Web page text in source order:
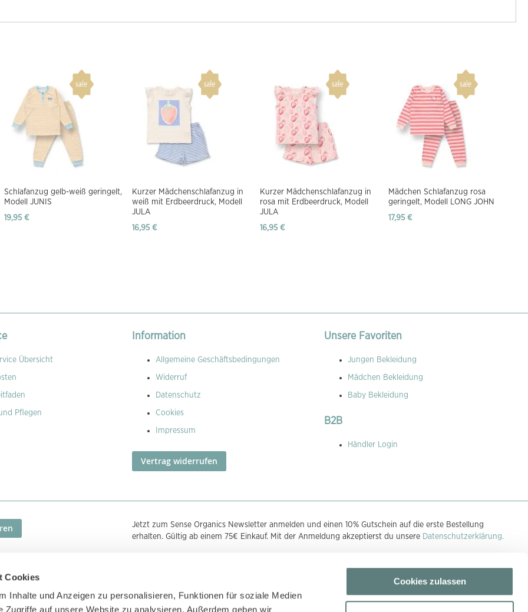
Cookies
Inhalte und Anzeigen zu personalisieren, Funktionen für soziale Medien
Zugriffe auf unsere Website zu analysieren. Außerdem geben wir
Cookies zulassen
Schlafanzug gelb-weiß geringelt,
Modell JUNIS
19,95 €
Kurzer Mädchenschlafanzug in
weiß mit Erdbeerdruck, Modell
JULA
16,95 €
Kurzer Mädchenschlafanzug in
rosa mit Erdbeerdruck, Modell
JULA
16,95 €
Mädchen Schlafanzug rosa
geringelt, Modell LONG JOHN
17,95 €
Übersicht
Pflegen
Information
Allgemeine Geschäftsbedingungen
Widerruf
Datenschutz
Cookies
Impressum
Vertrag widerrufen
Unsere Favoriten
Jungen Bekleidung
Mädchen Bekleidung
Baby Bekleidung
B2B
Händler Login
Jetzt zum Sense Organics Newsletter anmelden und einen 10% Gutschein auf die erste Bestellung
erhalten. Gültig ab einem 75€ Einkauf. Mit der Anmeldung akzeptierst du unsere Datenschutzerklärung.
Zahlungsmethoden